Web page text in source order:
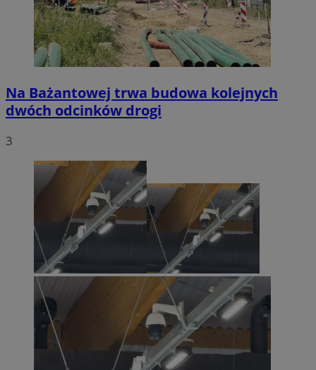
Na Bażantowej trwa budowa kolejnych
dwóch odcinków drogi
3